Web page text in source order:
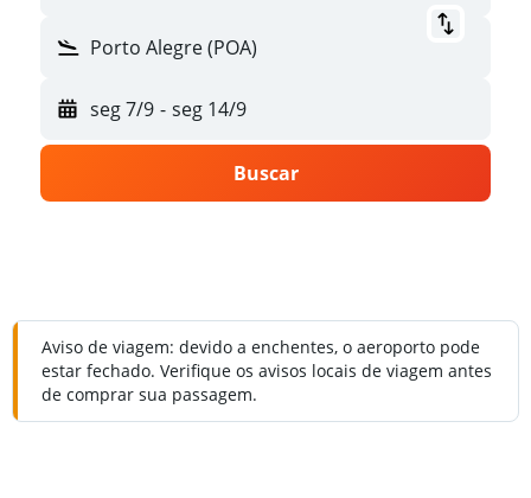
Porto Alegre (POA)
seg 7/9 - seg 14/9
Buscar
Aviso de viagem: devido a enchentes, o aeroporto pode
estar fechado. Verifique os avisos locais de viagem antes
de comprar sua passagem.